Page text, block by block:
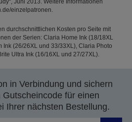
Juni 2013. Weitere Informationen
einzelpatronen.
durchschnittlichen Kosten pro Seite mit
der Serien: Claria Home Ink (18/18XL
Ink (26/26XL und 33/33XL), Claria Photo
Ultra Ink (16/16XL und 27/27XL).
in Verbindung und sichern
für einen
Ihrer nächsten Bestellung.